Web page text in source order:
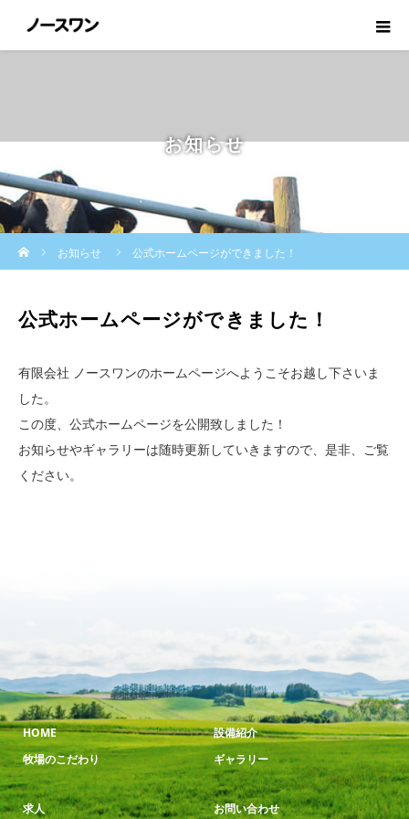
お知らせ
お知らせ
公式ホームページができました！
公式ホームページができました！
有限会社 ノースワンのホームページへようこそお越し下さいま
した。
この度、公式ホームページを公開致しました！
お知らせやギャラリーは随時更新していきますので、是非、ご覧
ください。
HOME
牧場のこだわり
設備紹介
ギャラリー
求人 お問い合わせ